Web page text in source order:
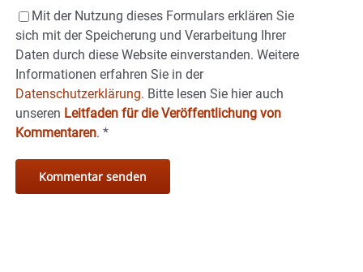
Mit der Nutzung dieses Formulars erklären Sie
sich mit der Speicherung und Verarbeitung Ihrer
Daten durch diese Website einverstanden. Weitere
Informationen erfahren Sie in der
Datenschutzerklärung. Bitte lesen Sie hier auch
unseren Leitfaden für die Veröffentlichung von
Kommentaren. *